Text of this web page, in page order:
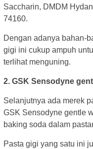
Saccharin, DMDM
74160.
Dengan adanya bahan-
gigi ini cukup ampuh
terlihat menguning.
2. GSK Sensodyne
Selanjutnya ada merek
GSK Sensodyne gentle
baking soda dalam
Pasta gigi yang satu ini